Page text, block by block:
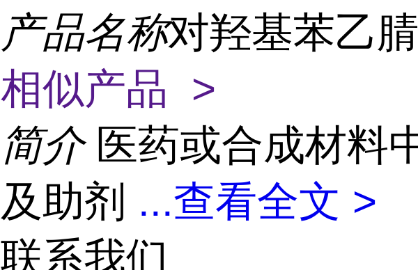
产品名称对羟基苯乙
相似产品 >
简介 医药或合成材料
及助剂 ...查看全文 >
联系我们